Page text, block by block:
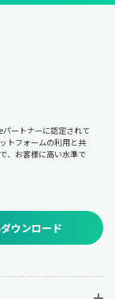
ートナーに認定されて
トフォームの利用と共
、お客様に高い水準で
ウンロード